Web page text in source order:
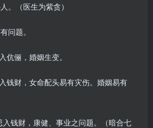
。（医生为紫贪）
问题。
伉俪，婚姻生变。
钱财，女命配头易有灾伤。婚姻易有
入钱财，康健、事业之问题。（暗合七